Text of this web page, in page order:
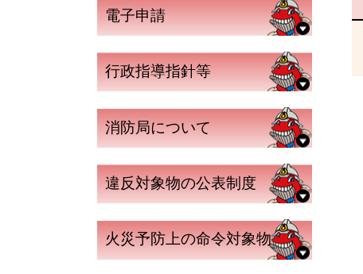
電子申請
行政指導指針等
消防局について
違反対象物の公表制度
火災予防上の命令対象物